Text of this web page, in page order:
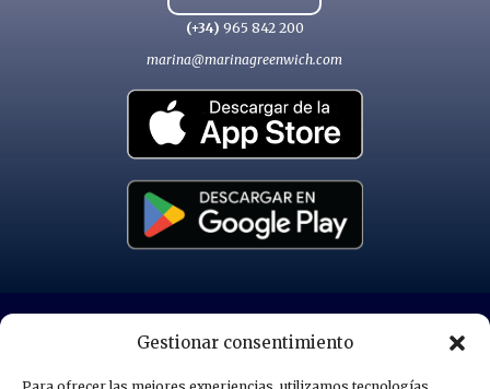
Gestionar consentimiento
(+34) 965 842 200
marina@marinagreenwich.com
POLÍTICA DE PRIVACIDAD